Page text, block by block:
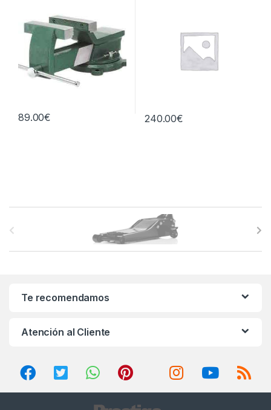
89.00€ 240.00€
Te recomendamos
Atención al Cliente